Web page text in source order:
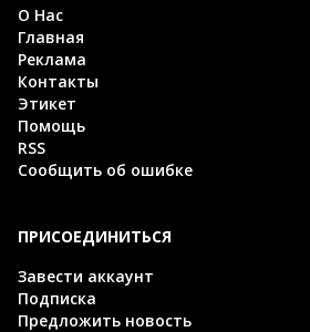
О Нас
Главная
Реклама
Контакты
Этикет
Помощь
RSS
Сообщить об ошибке
ПРИСОЕДИНИТЬСЯ
Завести аккаунт
Подписка
Предложить новость